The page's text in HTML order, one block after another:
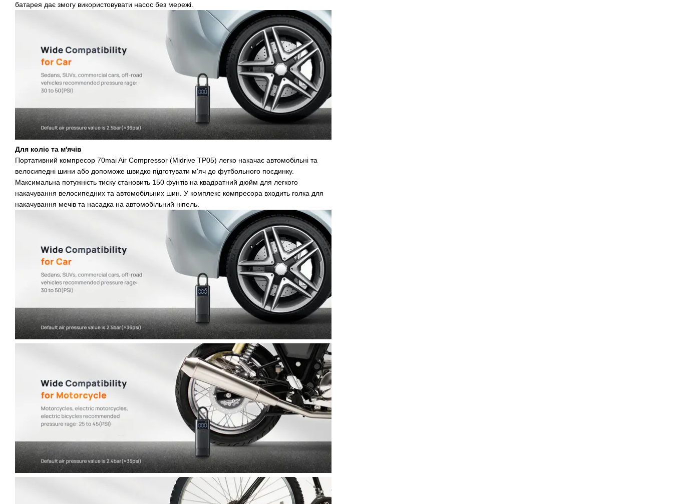
батарея дає змогу використовувати насос без мережі.
Для коліс та м'ячів
Портативний компресор 70mai Air Compressor (Midrive TP05) легко накачає автомобільні та
велосипедні шини або допоможе швидко підготувати м'яч до футбольного поєдинку.
Максимальна потужність тиску становить 150 фунтів на квадратний дюйм для легкого
накачування велосипедних та автомобільних шин. У комплекс компресора входить голка для
накачування мечів та насадка на автомобільний ніпель.